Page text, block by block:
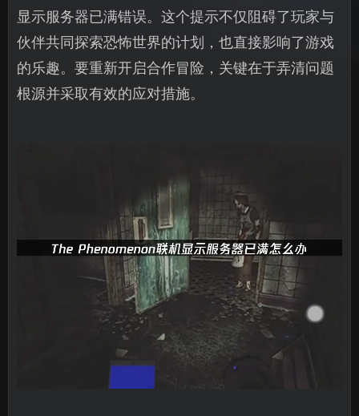
显示服务器已满错误。这个提示不仅阻碍了玩家与
伙伴共同探索恐怖世界的计划，也直接影响了游戏
的乐趣。要重新开启合作冒险，关键在于弄清问题
根源并采取有效的应对措施。